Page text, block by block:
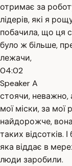
отримає за
лідерів, які я
побачила, що ця
було ж більше,
лежачи,
04:02
Speaker A
стоячи, неважно,
мої міски, за мої
найдорожче,
таких відсотків.
яка віддає в
люди заробили.